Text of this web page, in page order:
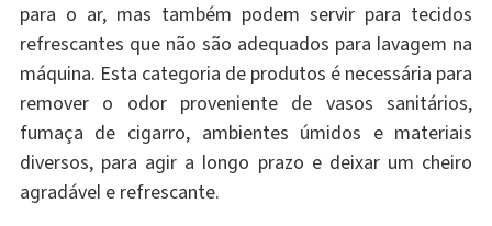
para o ar, mas também podem servir para tecidos
refrescantes que não são adequados para lavagem na
máquina. Esta categoria de produtos é necessária para
remover o odor proveniente de vasos sanitários,
fumaça de cigarro, ambientes úmidos e materiais
diversos, para agir a longo prazo e deixar um cheiro
agradável e refrescante.